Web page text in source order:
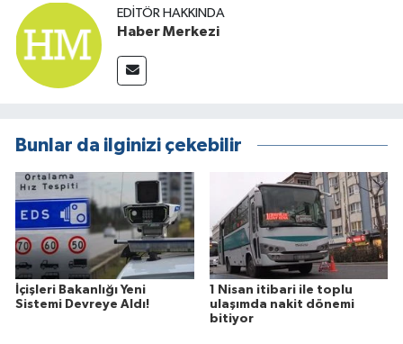
EDITÖR HAKKINDA
Haber Merkezi
Bunlar da ilginizi çekebilir
İçişleri Bakanlığı Yeni
Sistemi Devreye Aldı!
1 Nisan itibari ile toplu
ulaşımda nakit dönemi
bitiyor